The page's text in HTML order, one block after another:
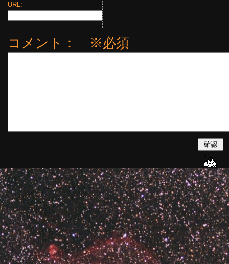
URL:
コメント： ※必須